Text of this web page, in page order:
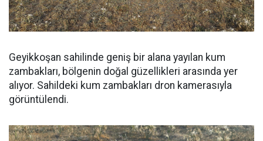
Geyikkoşan sahilinde geniş bir alana yayılan kum
zambakları, bölgenin doğal güzellikleri arasında yer
alıyor. Sahildeki kum zambakları dron kamerasıyla
görüntülendi.